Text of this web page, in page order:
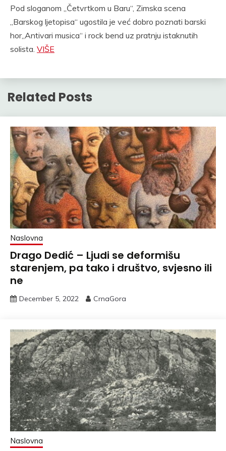
Pod sloganom „Četvrtkom u Baru“, Zimska scena
„Barskog ljetopisa“ ugostila je već dobro poznati barski
hor„Antivari musica“ i rock bend uz pratnju istaknutih
solista. VIŠE
Related Posts
Naslovna
Drago Dedić – Ljudi se deformišu
starenjem, pa tako i društvo, svjesno ili
ne
December 5, 2022 CrnaGora
Naslovna